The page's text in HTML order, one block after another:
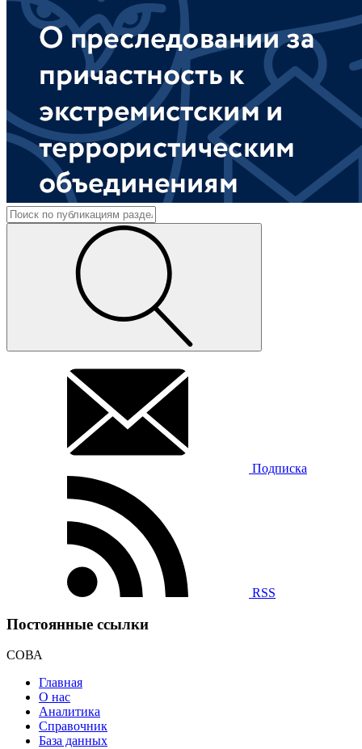
Подписка
RSS
Постоянные ссылки
СОВА
Главная
О нас
Аналитика
Справочник
База данных